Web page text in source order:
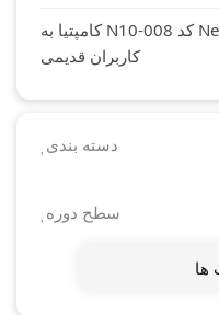
ارائه دوره جدید Network+ 2022 کد N10-008 کامپتیا به
کاربران قدیمی
دسته بندی
سطح دوره
ها